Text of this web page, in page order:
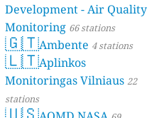
Development - Air Quality
Monitoring 66 stations
🇬🇹Ambente 4 stations
🇱🇹Aplinkos
Monitoringas Vilniaus 22
stations
🇺🇸